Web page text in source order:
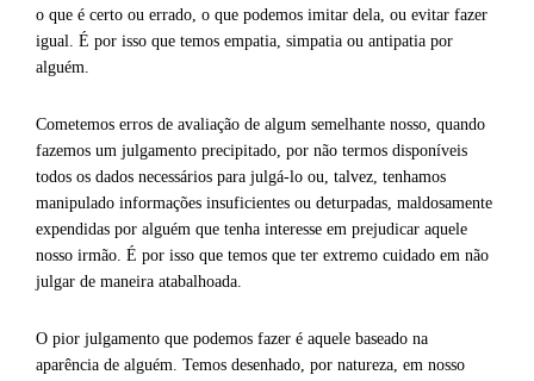
o que é certo ou errado, o que podemos imitar dela, ou evitar fazer
igual. É por isso que temos empatia, simpatia ou antipatia por
alguém.
Cometemos erros de avaliação de algum semelhante nosso, quando
fazemos um julgamento precipitado, por não termos disponíveis
todos os dados necessários para julgá-lo ou, talvez, tenhamos
manipulado informações insuficientes ou deturpadas, maldosamente
expendidas por alguém que tenha interesse em prejudicar aquele
nosso irmão. É por isso que temos que ter extremo cuidado em não
julgar de maneira atabalhoada.
O pior julgamento que podemos fazer é aquele baseado na
aparência de alguém. Temos desenhado, por natureza, em nosso